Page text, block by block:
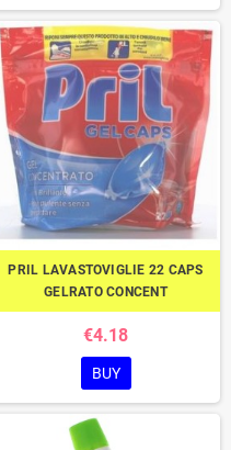
PRIL LAVASTOVIGLIE 22 CAPS
GELRATO CONCENT
€4.18
BUY